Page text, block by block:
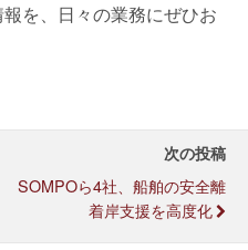
を、日々の業務にぜひお
次の投稿
SOMPOら4社、船舶の安全離
着岸支援を高度化